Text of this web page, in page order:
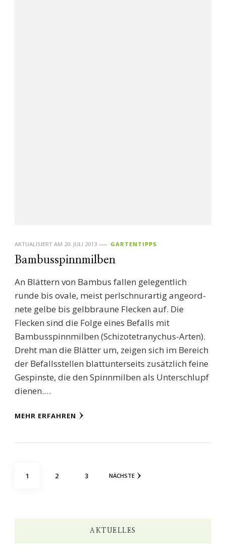
AKTUALISIERT AM 20. JULI 2013 GARTENTIPPS
Bambusspinnmilben
An Blättern von Bambus fallen gelegentlich
runde bis ovale, meist perlschnurartig angeord-
nete gelbe bis gelbbraune Flecken auf. Die
Flecken sind die Folge eines Befalls mit
Bambusspinnmilben (Schizotetranychus-Arten).
Dreht man die Blätter um, zeigen sich im Bereich
der Befallsstellen blattunterseits zusätzlich feine
Gespinste, die den Spinnmilben als Unterschlupf
dienen.…
MEHR ERFAHREN
Seitennummerierung
SEITE
1 SEITE
2 SEITE
3 NÄCHSTE
AKTUELLES